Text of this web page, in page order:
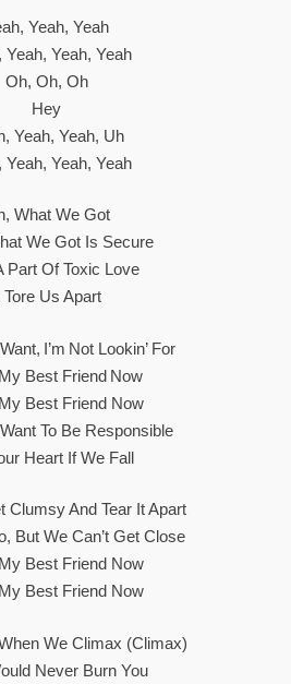
Yeah, Yeah
Yeah, Yeah, Yeah
Oh, Oh, Oh
Hey
Yeah, Yeah, Uh
Yeah, Yeah, Yeah
What We Got
We Got Is Secure
Part Of Toxic Love
Tore Us Apart
I’m Not Lookin’ For
My Best Friend Now
Best Friend Now
To Be Responsible
Heart If We Fall
Clumsy And Tear It Apart
But We Can’t Get Close
Best Friend Now
Best Friend Now
We Climax (Climax)
Never Burn You